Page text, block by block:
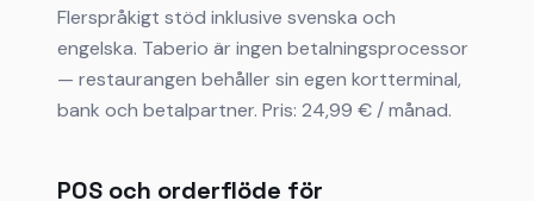
Flerspråkigt stöd inklusive svenska och
engelska. Taberio är ingen betalningsprocessor
— restaurangen behåller sin egen kortterminal,
bank och betalpartner. Pris: 24,99 € / månad.
POS och orderflöde för